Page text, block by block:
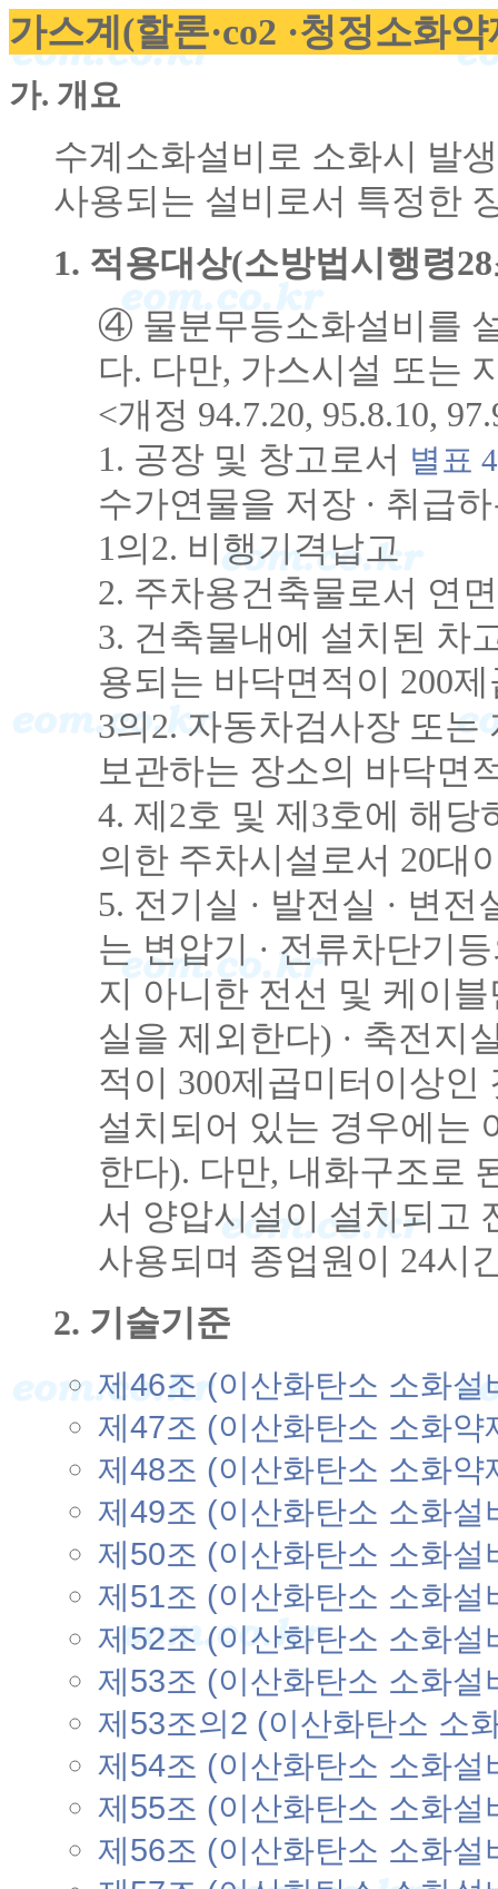
가스계(할론·co2 ·청정소화
가. 개요
수계소화설비로 소화시 발
사용되는 설비로서 특정한
1. 적용대상(소방법시행령
④ 물분무등소화설비를
다. 다만, 가스시설 또는
<개정 94.7.20, 95.8.10,
1. 공장 및 창고로서 별표 4
수가연물을 저장 · 취급
1의2. 비행기격납고
2. 주차용건축물로서 연
3. 건축물내에 설치된 차
용되는 바닥면적이 200
3의2. 자동차검사장 또
보관하는 장소의 바닥면
4. 제2호 및 제3호에 해
의한 주차시설로서 20대
5. 전기실 · 발전실 · 변
는 변압기 · 전류차단기
지 아니한 전선 및 케이
실을 제외한다) · 축전지
적이 300제곱미터이상
설치되어 있는 경우에는
한다). 다만, 내화구조로
서 양압시설이 설치되고
사용되며 종업원이 24시
2. 기술기준
제46조 (이산화탄소 소화설
제47조 (이산화탄소 소화약
제48조 (이산화탄소 소화약
제49조 (이산화탄소 소화설
제50조 (이산화탄소 소화설
제51조 (이산화탄소 소화설
제52조 (이산화탄소 소화설
제53조 (이산화탄소 소화설
제53조의2 (이산화탄소 소
제54조 (이산화탄소 소화설
제55조 (이산화탄소 소화
제56조 (이산화탄소 소화